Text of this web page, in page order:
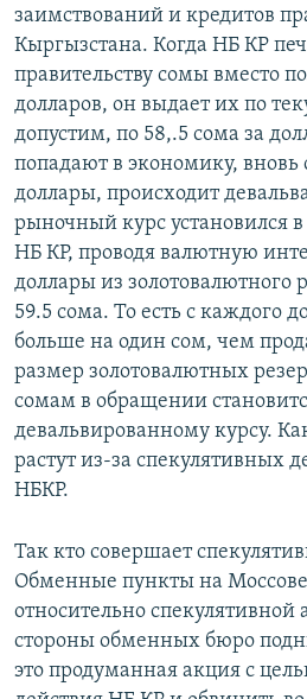
заимствований и кредитов
Кыргызстана. Когда НБ КР
правительству сомы вместо
долларов, он выдает их по
допустим, по 58,.5 сома за
попадают в экономику, вновь
доллары, происходит
рыночный курс установился
НБ КР, проводя валютную
доллары из золотовалютного
59.5 сома. То есть с каждого
больше на один сом, чем
размер золотовалютных
сомам в обращении
девальвированному курсу.
растут из-за спекулятивных
НБКР.
Так кто совершает
Обменные пункты на
относительно спекулятивной
стороны обменных бюро
это продуманная акция с